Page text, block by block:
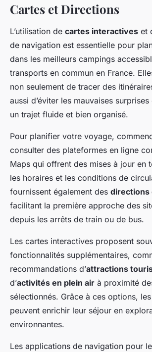
Cartes et Directions
L’utilisation de cartes interactives et
de navigation est essentielle pour
dans les meilleurs campings
transports en commun en France.
non seulement de tracer des
aussi d’éviter les mauvaises
un trajet fluide et bien organisé.
Pour planifier votre voyage,
consulter des plateformes en ligne
Maps qui offrent des mises à jour en
les horaires et les conditions de
fournissent également des directions
facilitant la première approche des
depuis les arrêts de train ou de bus.
Les cartes interactives proposent
fonctionnalités supplémentaires,
recommandations d’attractions
d’activités en plein air à proximité
sélectionnés. Grâce à ces options,
peuvent enrichir leur séjour en
environnantes.
Les applications de navigation pour